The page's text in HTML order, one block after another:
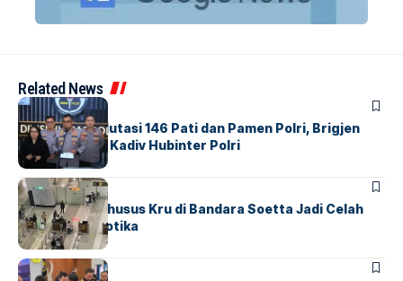
Related News
BERITA
Mabes Polri Mutasi 146 Pati dan Pamen Polri, Brigjen
Untung Jabat Kadiv Hubinter Polri
BANDARABERITA
Ketika Jalur Khusus Kru di Bandara Soetta Jadi Celah
Sindikat Narkotika
BANDARA BERITA